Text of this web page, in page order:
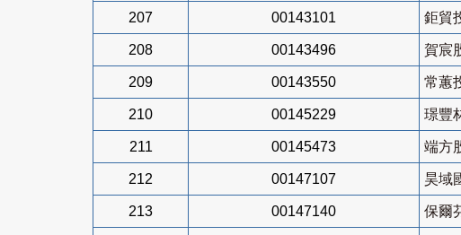
207 00143101 鉅貿
208 00143496 賀宸
209 00143550 常蕙
210 00145229 璟豐
211 00145473 端方
212 00147107 昊域
213 00147140 保爾